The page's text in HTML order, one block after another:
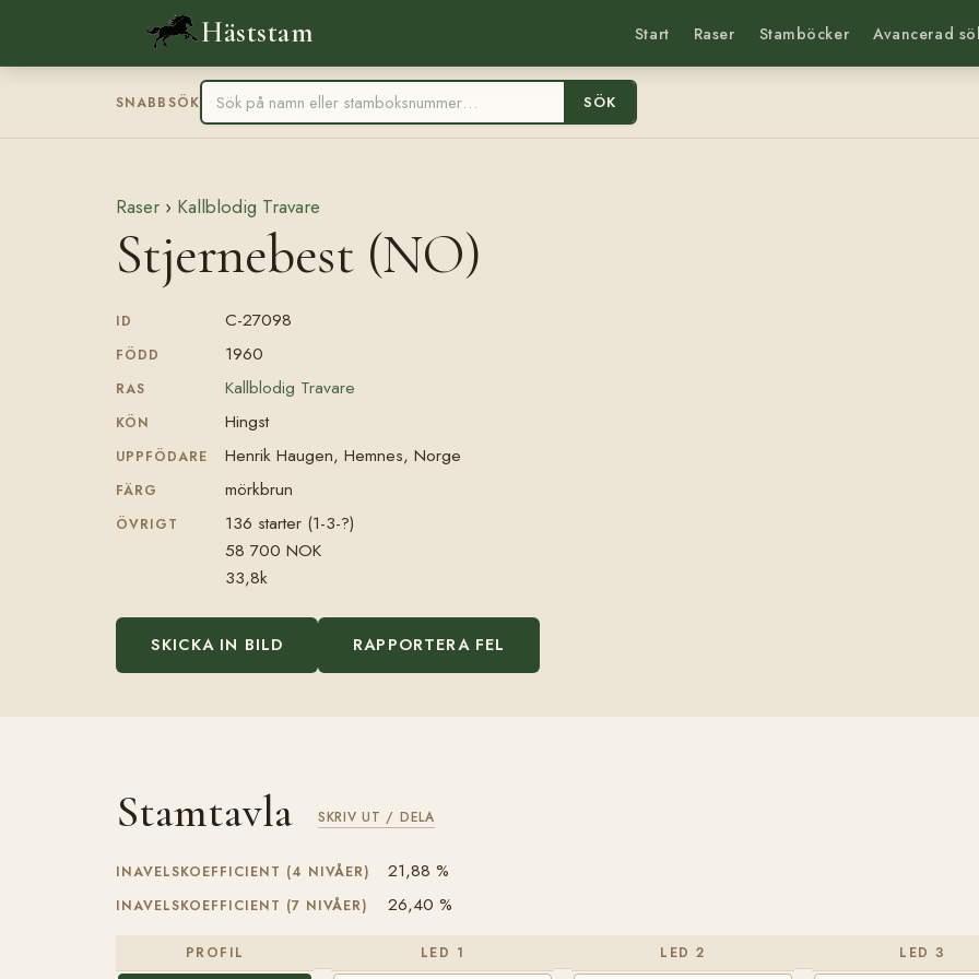
Häststam Start Raser Stamböcker Avancerad
SNABBSÖK SÖK
Raser › Kallblodig Travare
Stjernebest (NO)
ID C-27098
FÖDD 1960
RAS Kallblodig Travare
KÖN Hingst
UPPFÖDARE Henrik Haugen, Hemnes, Norge
FÄRG mörkbrun
ÖVRIGT
136 starter (1-3-?)
58 700 NOK
33,8k
SKICKA IN BILD RAPPORTERA FEL
Stamtavla SKRIV UT / DELA
INAVELSKOEFFICIENT (4 NIVÅER) 21,88 %
INAVELSKOEFFICIENT (7 NIVÅER) 26,40 %
PROFIL LED 1 LED 2 LED 3